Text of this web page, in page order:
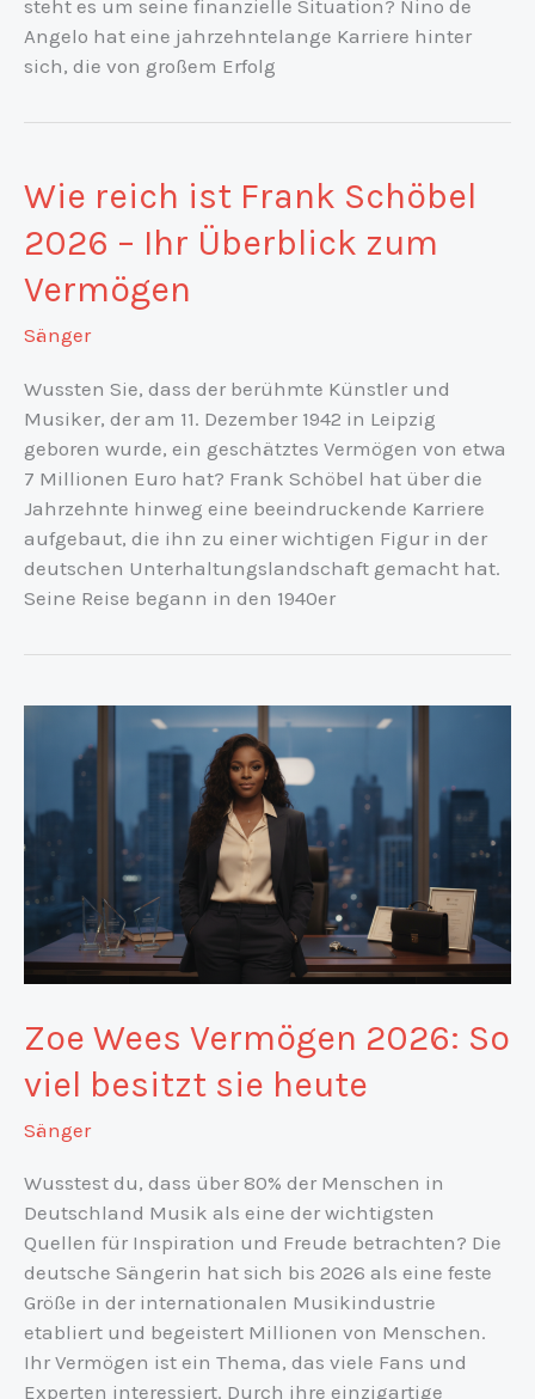
steht es um seine finanzielle Situation? Nino de
Angelo hat eine jahrzehntelange Karriere hinter
sich, die von großem Erfolg
Wie reich ist Frank Schöbel
2026 – Ihr Überblick zum
Vermögen
Sänger
Wussten Sie, dass der berühmte Künstler und
Musiker, der am 11. Dezember 1942 in Leipzig
geboren wurde, ein geschätztes Vermögen von etwa
7 Millionen Euro hat? Frank Schöbel hat über die
Jahrzehnte hinweg eine beeindruckende Karriere
aufgebaut, die ihn zu einer wichtigen Figur in der
deutschen Unterhaltungslandschaft gemacht hat.
Seine Reise begann in den 1940er
Zoe Wees Vermögen 2026: So
viel besitzt sie heute
Sänger
Wusstest du, dass über 80% der Menschen in
Deutschland Musik als eine der wichtigsten
Quellen für Inspiration und Freude betrachten? Die
deutsche Sängerin hat sich bis 2026 als eine feste
Größe in der internationalen Musikindustrie
etabliert und begeistert Millionen von Menschen.
Ihr Vermögen ist ein Thema, das viele Fans und
Experten interessiert. Durch ihre einzigartige